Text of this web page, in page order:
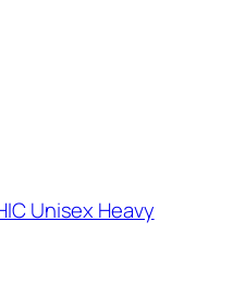
Unisex Heavy